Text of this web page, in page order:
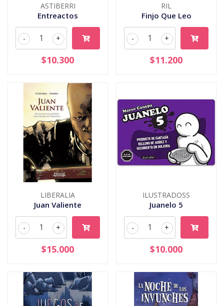
ASTIBERRI
Entreactos
+
-
$10.300
RIL
Finjo Que Leo
+
-
$11.200
LIBERALIA
Juan Valiente
+
-
$15.000
ILUSTRADOSS
Juanelo 5
+
-
$10.000